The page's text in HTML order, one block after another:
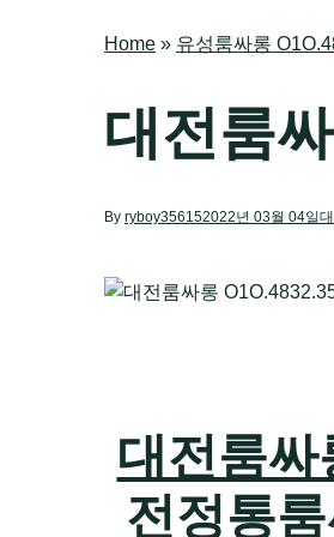
Home » 유성룸싸롱
대전룸
By ryboy356152022년 03월 04일
대전룸
전정통